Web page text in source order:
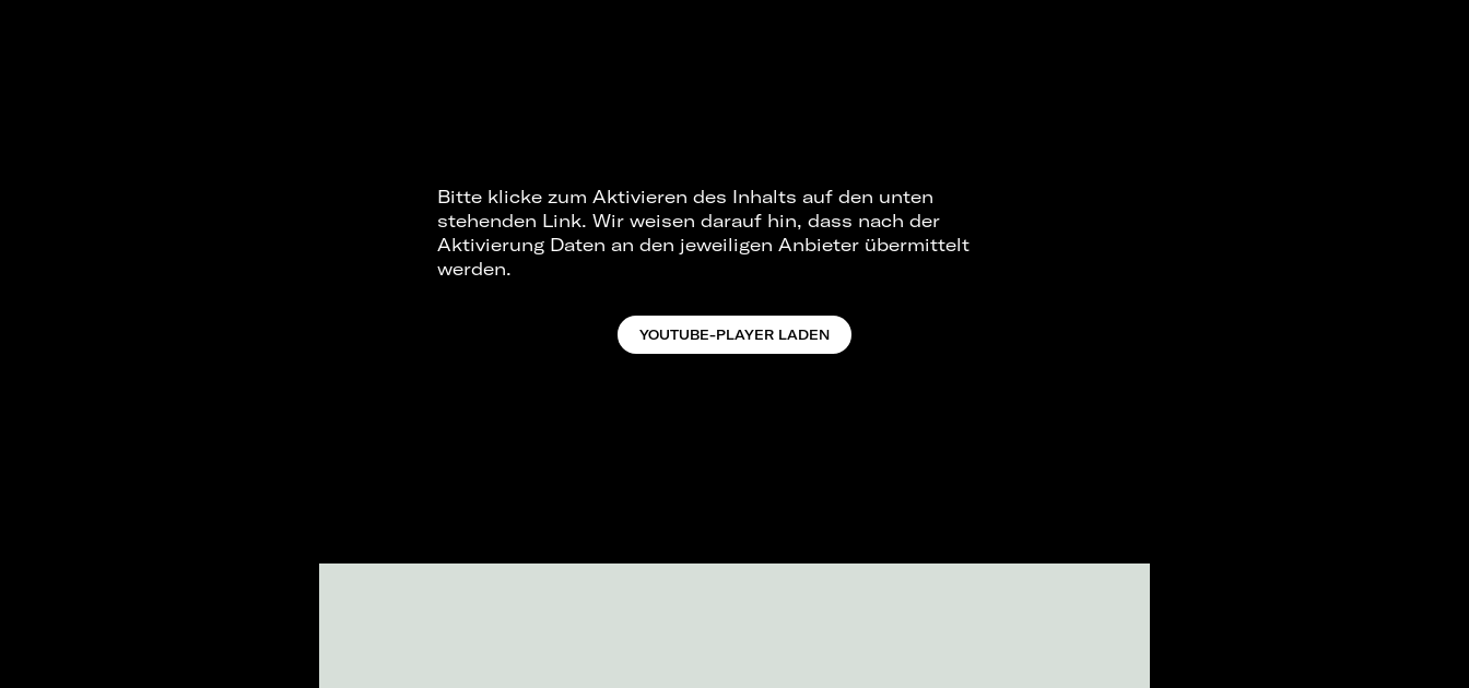
Bitte klicke zum Aktivieren des Inhalts auf den unten
stehenden Link. Wir weisen darauf hin, dass nach der
Aktivierung Daten an den jeweiligen Anbieter übermittelt
werden.
YOUTUBE-PLAYER LADEN